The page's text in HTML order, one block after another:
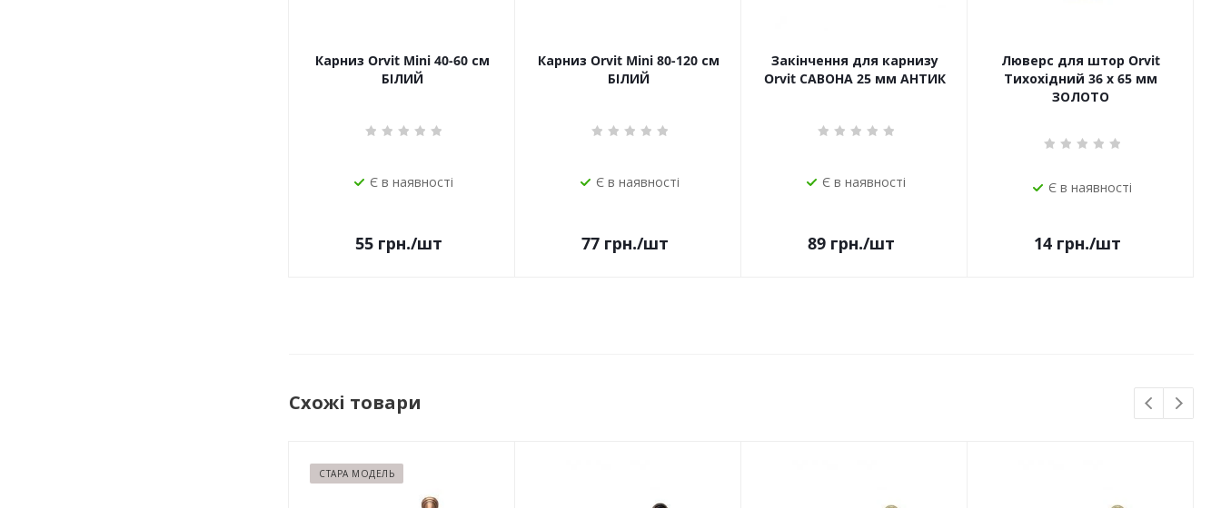
Карниз Orvit Mini 40-60 см
БІЛИЙ
Є в наявності
55 грн./шт
Карниз Orvit Mini 80-120 см
БІЛИЙ
Є в наявності
77 грн./шт
Закінчення для карнизу
Orvit САВОНА 25 мм АНТИК
Є в наявності
89 грн./шт
Люверс для штор Orvit
Тихохідний 36 х 65 мм
ЗОЛОТО
Є в наявності
14 грн./шт
Схожі товари
СТАРА МОДЕЛЬ